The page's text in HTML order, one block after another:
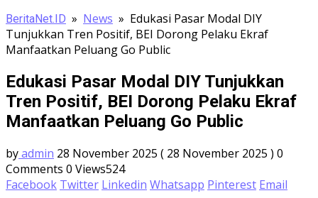
BeritaNet.ID » News » Edukasi Pasar Modal DIY
Tunjukkan Tren Positif, BEI Dorong Pelaku Ekraf
Manfaatkan Peluang Go Public
Edukasi Pasar Modal DIY Tunjukkan
Tren Positif, BEI Dorong Pelaku Ekraf
Manfaatkan Peluang Go Public
byadmin 28 November 2025 ( 28 November 2025 ) 0
Comments 0 Views524
Facebook Twitter Linkedin Whatsapp Pinterest Email